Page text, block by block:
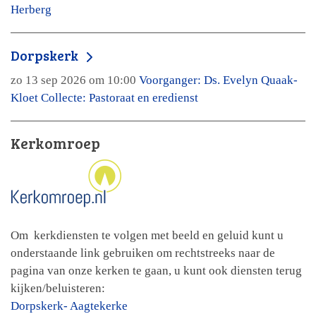
Herberg
Dorpskerk
zo 13 sep 2026 om 10:00 Voorganger: Ds. Evelyn Quaak-
Kloet Collecte: Pastoraat en eredienst
Kerkomroep
Om kerkdiensten te volgen met beeld en geluid kunt u
onderstaande link gebruiken om rechtstreeks naar de
pagina van onze kerken te gaan, u kunt ook diensten terug
kijken/beluisteren:
Dorpskerk- Aagtekerke